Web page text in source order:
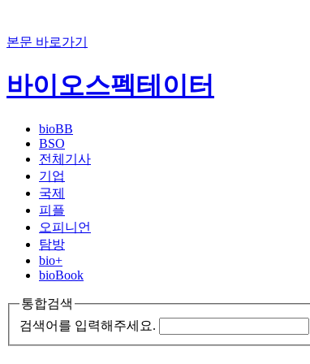
본문 바로가기
바이오스펙테이터
bioBB
BSO
전체기사
기업
국제
피플
오피니언
탐방
bio+
bioBook
통합검색
검색어를 입력해주세요.